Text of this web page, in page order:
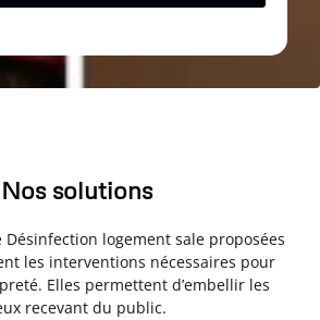
Nos solutions
Désinfection logement sale proposées
les interventions nécessaires pour
Elles permettent d’embellir les
recevant du public.